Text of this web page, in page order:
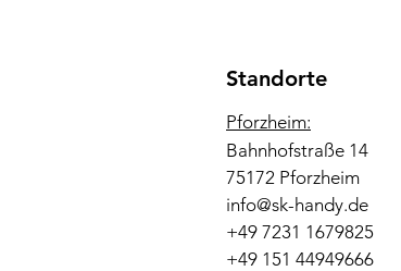
Standorte
Pforzheim:
Bahnhofstraße 14
75172 Pforzheim
info@sk-handy.de
+49 7231 1679825
+49 151 44949666